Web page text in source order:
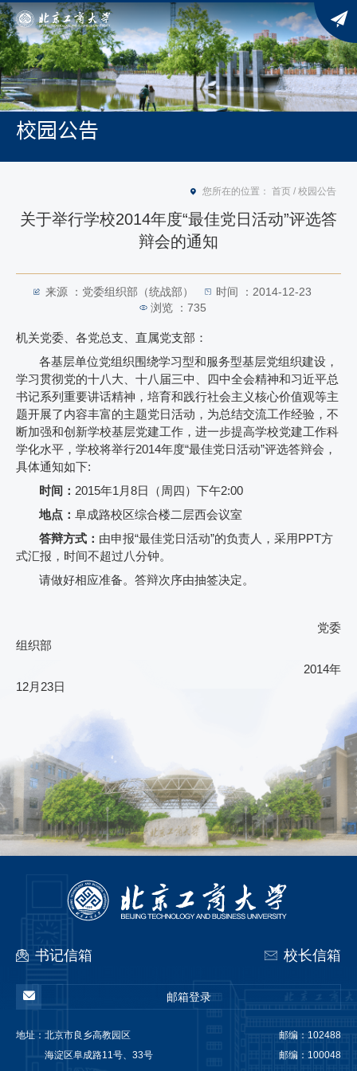
校园公告
您所在的位置： 首页 / 校园公告
关于举行学校2014年度“最佳党日活动”评选答
辩会的通知
来源 ：党委组织部（统战部）
时间 ：2014-12-23
浏览 ： 735
机关党委、各党总支、直属党支部：
各基层单位党组织围绕学习型和服务型基层党组织建设，
学习贯彻党的十八大、十八届三中、四中全会精神和习近平总
书记系列重要讲话精神，培育和践行社会主义核心价值观等主
题开展了内容丰富的主题党日活动，为总结交流工作经验，不
断加强和创新学校基层党建工作，进一步提高学校党建工作科
学化水平，学校将举行2014年度“最佳党日活动”评选答辩会，
具体通知如下:
时间： 2015年1 月8日 （周四）下午2:00
地点：阜成路校区综合楼二层西会议室
答辩方式： 由申报“最佳党日活动”的负责人，采用 PPT方
式汇报，时间不超过八分钟。
请做好相应准备。答辩次序由抽签决定。
党委
组织部
2014年
12月23日
书记信箱 校长信箱
邮箱登录
地址： 北京市良乡高教园区
邮编：102488
海淀区阜成路11号、33号
邮编：100048